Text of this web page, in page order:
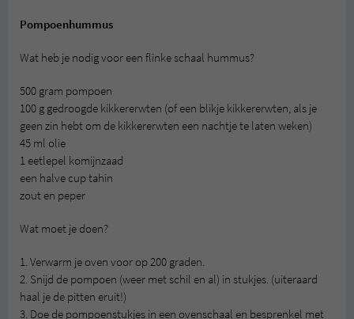
Pompoenhummus
Wat heb je nodig voor een flinke schaal hummus?
500 gram pompoen
100 g gedroogde kikkererwten (of een blikje kikkererwten, als je
geen zin hebt om de kikkererwten een nachtje te laten weken)
45 ml olie
1 eetlepel komijnzaad
een halve cup tahin
zout en peper
Wat moet je doen?
1. Verwarm je oven voor op 200 graden.
2. Snijd de pompoen (weer met schil en al) in stukjes. (uiteraard
haal je de pitten eruit!)
3. Doe de pompoenstukjes in een ovenschaal en besprenkel met